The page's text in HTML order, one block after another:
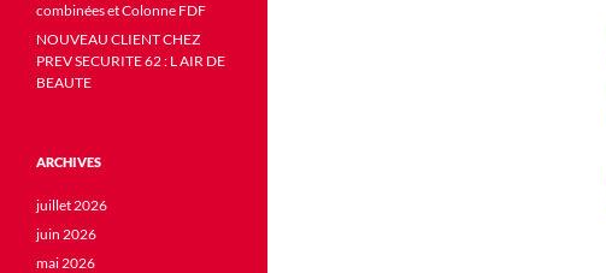
combinées et Colonne FDF
NOUVEAU CLIENT CHEZ
PREV SECURITE 62 : L AIR DE
BEAUTE
ARCHIVES
juillet 2026
juin 2026
mai 2026